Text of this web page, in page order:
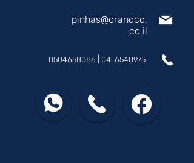
pinhas@orandco.
co.il
04-6548975
0504658086